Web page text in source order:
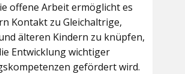
offene Arbeit ermöglicht es
Kontakt zu Gleichaltrige,
älteren Kindern zu knüpfen,
Entwicklung wichtiger
gefördert wird.